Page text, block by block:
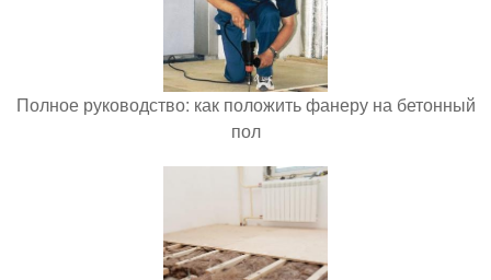
Полное руководство: как положить фанеру на бетонный
пол